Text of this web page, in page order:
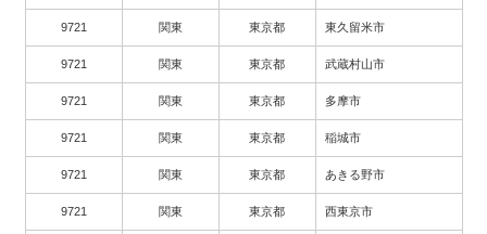
9721 関東 東京都 東久留米市
9721 関東 東京都 武蔵村山市
9721 関東 東京都 多摩市
9721 関東 東京都 稲城市
9721 関東 東京都 あきる野市
9721 関東 東京都 西東京市